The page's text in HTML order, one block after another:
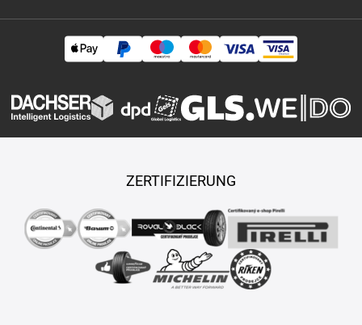
ZERTIFIZIERUNG